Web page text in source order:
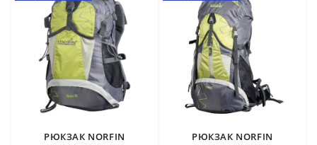
РЮКЗАК NORFIN
РЮКЗАК NORFIN